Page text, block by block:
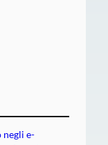
negli e-